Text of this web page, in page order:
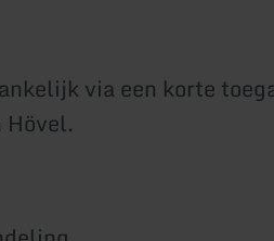
via een korte